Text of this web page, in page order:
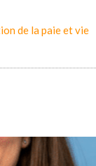
de la paie et vie